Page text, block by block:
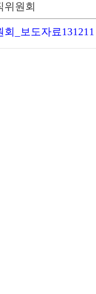
위원회
회 보도자료 131211